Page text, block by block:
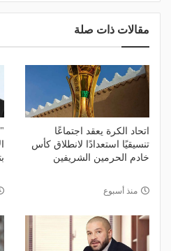
مقالات ذات صلة
اتحاد الكرة يعقد اجتماعًا
تنسيقيًا استعدادًا لانطلاق كأس
خادم الحرمين الشريفين
منذ أسبوع